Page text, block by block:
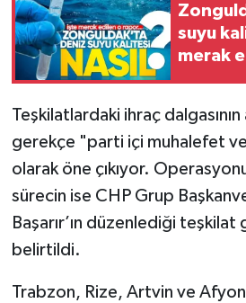
suyu
merak
Teşkilatlardaki ihraç dalgasının
gerekçe "parti içi muhalefet
olarak öne çıkıyor.
sürecin ise CHP Grup
Başarır’ın düzenlediği
belirtildi.
Trabzon, Rize, Artvin ve